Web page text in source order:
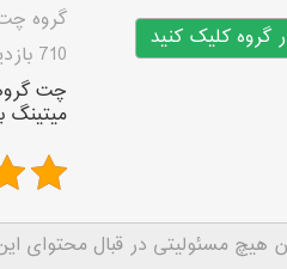
کلیک کنید
گروه
710 بازدید
چت
میتینگ
هیچ مسئولیتی در قبال محتوای